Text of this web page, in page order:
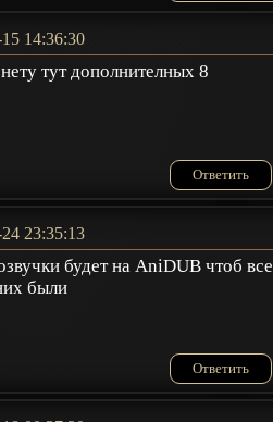
14:36:30
тут дополнителных 8
Ответить
23:35:13
будет на AniDUB чтоб все
были
Ответить